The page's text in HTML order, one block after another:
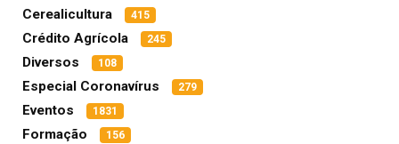
Cerealicultura 415
Crédito Agrícola 245
Diversos 108
Especial Coronavírus 279
Eventos 1831
Formação 156